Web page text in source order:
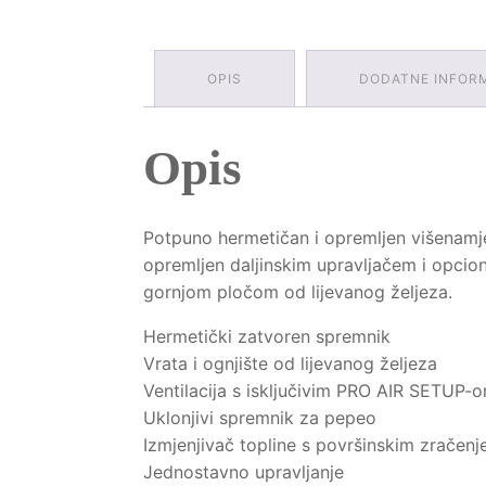
OPIS DODATNE
Opis
Potpuno hermetičan i opremljen
opremljen daljinskim upravljačem i
gornjom pločom od lijevanog željeza.
Hermetički zatvoren spremnik
Vrata i ognjište od lijevanog željeza
Ventilacija s isključivim PRO AIR SETUP-
Uklonjivi spremnik za pepeo
Izmjenjivač topline s površinskim
Jednostavno upravljanje